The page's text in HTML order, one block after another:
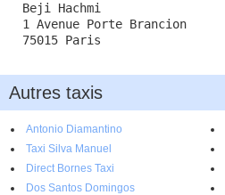
Beji Hachmi
1 Avenue Porte Brancion
75015 Paris
Autres taxis
Antonio Diamantino
Taxi Silva Manuel
Direct Bornes Taxi
Dos Santos Domingos